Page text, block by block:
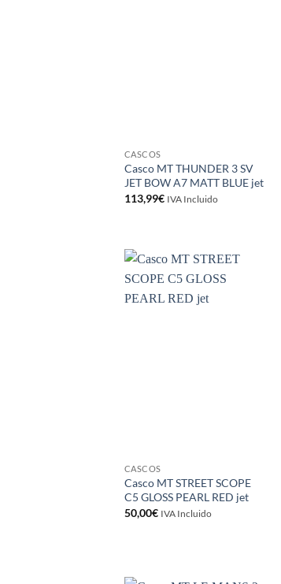
CASCOS
Casco MT THUNDER 3 SV
JET BOW A7 MATT BLUE jet
113,99€ IVA Incluido
CASCOS
Casco MT STREET SCOPE
C5 GLOSS PEARL RED jet
50,00€ IVA Incluido